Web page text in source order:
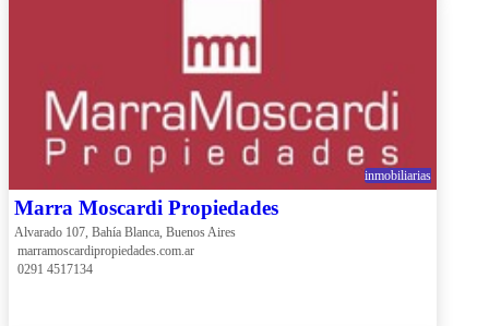
inmobiliarias
Marra Moscardi Propiedades
Alvarado 107, Bahía Blanca, Buenos Aires
marramoscardipropiedades.com.ar
0291 4517134